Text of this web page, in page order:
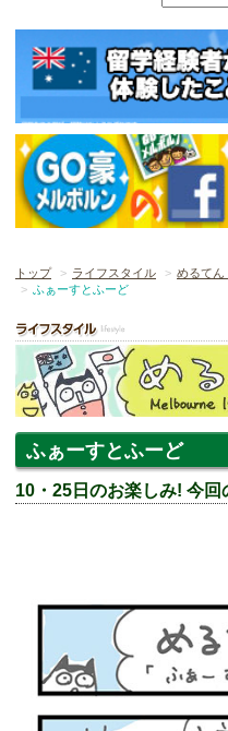
トップ ライフスタイル
めるてん
ふぁーすとふーど
ふぁーすとふーど
10・25日のお楽しみ! 今回